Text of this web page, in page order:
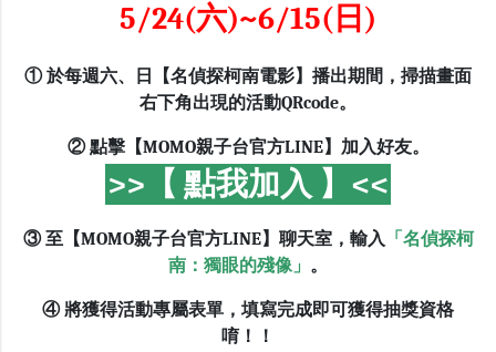
5/24(六)~6/15(日)
① 於每週六、日【名偵探柯南電影】播出期間，掃描畫面
右下角出現的活動QRcode。
② 點擊【MOMO親子台官方LINE】加入好友。
>>【 點我加入 】<<
③ 至【MOMO親子台官方LINE】聊天室，輸入 「名偵探柯
南：獨眼的殘像」 。
④ 將獲得活動專屬表單，填寫完成即可獲得抽獎資格
唷！！